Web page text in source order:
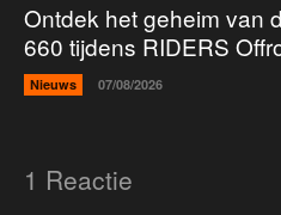
Ontdek het geheim van
660 tijdens RIDERS
Nieuws 07/08/2026
1 Reactie